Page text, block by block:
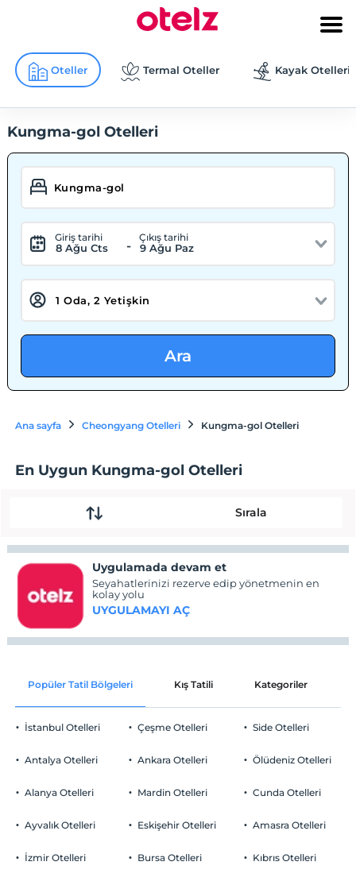
Oteller Termal Oteller Kayak Otelleri
Kungma-gol Otelleri
Giriş tarihi
8 Ağu Cts -
Çıkış tarihi
9 Ağu Paz
Ara
Ana sayfa Cheongyang Otelleri Kungma-gol Otelleri
En Uygun Kungma-gol Otelleri
Sırala
Uygulamada devam et
Seyahatlerinizi rezerve edip yönetmenin en
kolay yolu
UYGULAMAYI AÇ
Popüler Tatil Bölgeleri Kış Tatili Kategoriler
İstanbul Otelleri
Antalya Otelleri
Alanya Otelleri
Ayvalık Otelleri
İzmir Otelleri
Çeşme Otelleri
Ankara Otelleri
Mardin Otelleri
Eskişehir Otelleri
Bursa Otelleri
Side Otelleri
Ölüdeniz Otelleri
Cunda Otelleri
Amasra Otelleri
Kıbrıs Otelleri